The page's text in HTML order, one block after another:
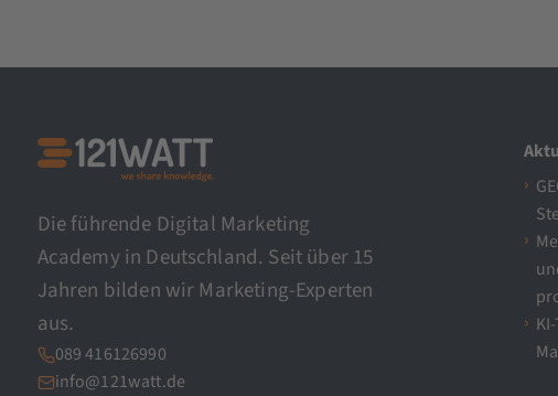
Die führende Digital Marketing
Academy in Deutschland. Seit über 15
Jahren bilden wir Marketing-Experten
aus.
089 416126990
info@121watt.de